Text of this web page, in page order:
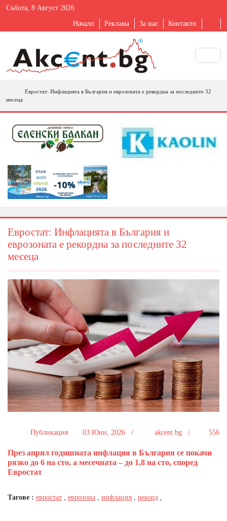
Събота, 8 Август 2026
Начало Реклама За нас Контакти
Евростат: Инфлацията в България и еврозоната е рекордна за последните 32
месеца
Евростат: Инфлацията в България и
еврозоната е рекордна за последните 32
месеца
Публикация 03 Юни, 2026 / akcent.bg / 556
През април годишната инфлация в България се покачи
рязко до 6 на сто, а месечната – до 1,8 на сто, според
Евростат
Тагове : евростат , еврозона , инфлация , рекорд ,